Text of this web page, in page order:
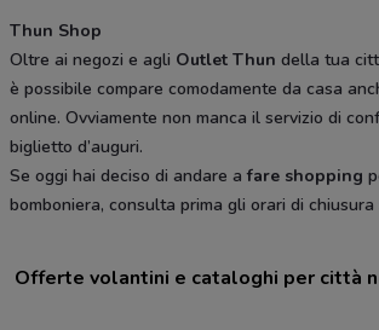
Thun Shop
Oltre ai negozi e agli Outlet Thun della tua
è possibile compare comodamente da casa
online. Ovviamente non manca il servizio di
biglietto d’auguri.
Se oggi hai deciso di andare afare shopping
bomboniera, consulta prima gli orari di chiusura
Offerte volantini e cataloghi per città